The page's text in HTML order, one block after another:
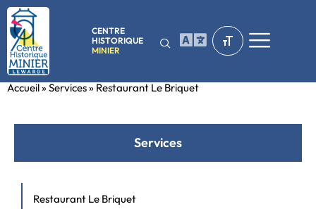
CENTRE
HISTORIQUE
MINIER
Accueil»Services» Restaurant Le Briquet
Services
Restaurant Le Briquet